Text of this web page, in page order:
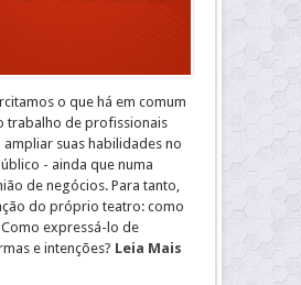
o que há em comum
trabalho de profissionais
ampliar suas habilidades no
- ainda que numa
de negócios. Para tanto,
do próprio teatro: como
expressá-lo de
e intenções? Leia Mais